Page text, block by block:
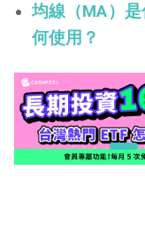
均線（MA）
何使用？